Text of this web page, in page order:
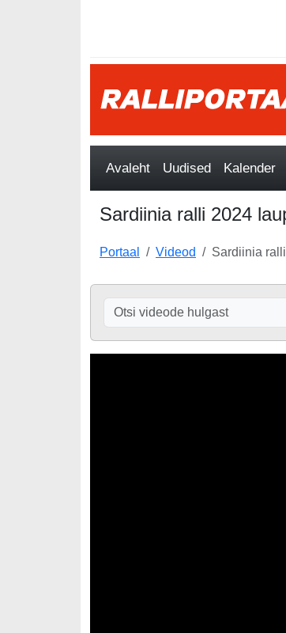
Avaleht Uudised Kalender
Sardiinia ralli 2024
Portaal Videod Sardiinia